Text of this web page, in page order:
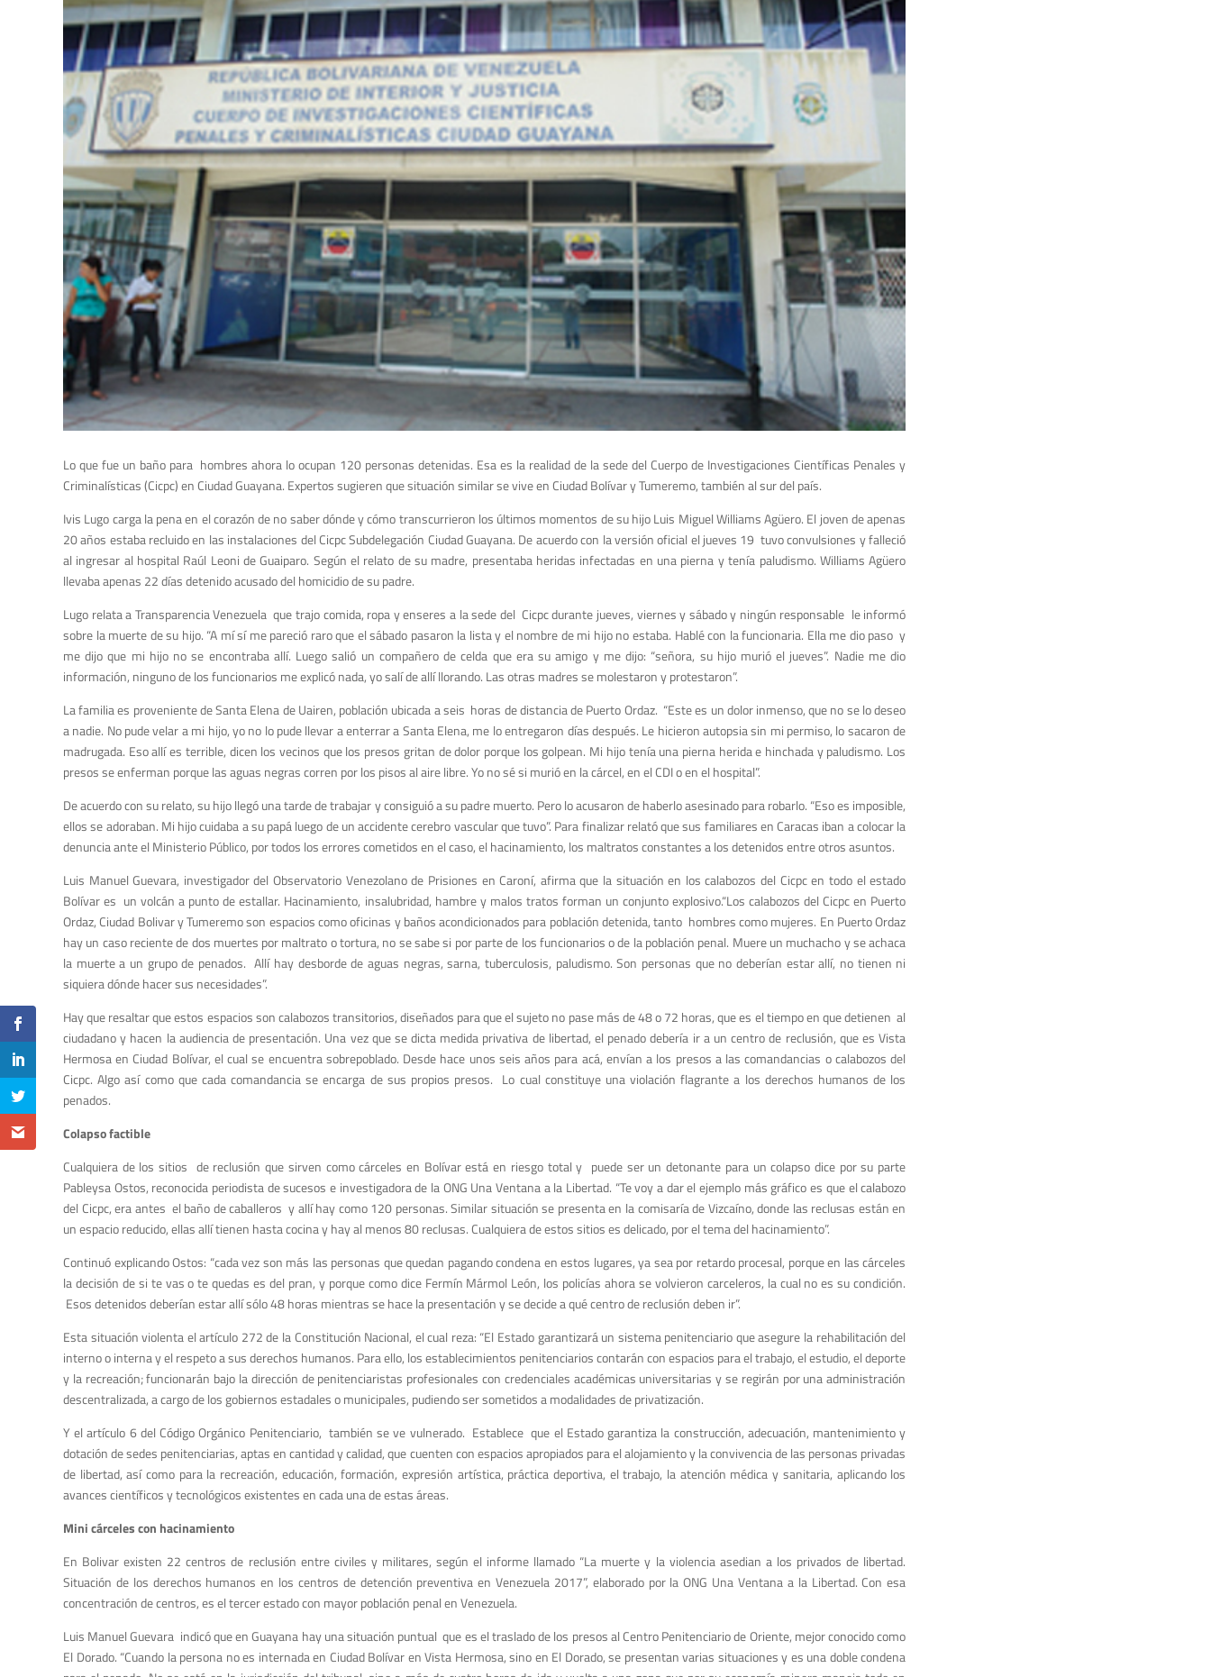
Lo que fue un baño para hombres ahora lo ocupan 120 personas detenidas. Esa es la realidad de la sede del Cuerpo de Investigaciones Científicas Penales y
Criminalísticas (Cicpc) en Ciudad Guayana. Expertos sugieren que situación similar se vive en Ciudad Bolívar y Tumeremo, también al sur del país.
Ivis Lugo carga la pena en el corazón de no saber dónde y cómo transcurrieron los últimos momentos de su hijo Luis Miguel Williams Agüero. El joven de apenas
20 años estaba recluido en las instalaciones del Cicpc Subdelegación Ciudad Guayana. De acuerdo con la versión oficial el jueves 19 tuvo convulsiones y falleció
al ingresar al hospital Raúl Leoni de Guaiparo. Según el relato de su madre, presentaba heridas infectadas en una pierna y tenía paludismo. Williams Agüero
llevaba apenas 22 días detenido acusado del homicidio de su padre.
Lugo relata a Transparencia Venezuela que trajo comida, ropa y enseres a la sede del Cicpc durante jueves, viernes y sábado y ningún responsable le informó
sobre la muerte de su hijo. “A mí sí me pareció raro que el sábado pasaron la lista y el nombre de mi hijo no estaba. Hablé con la funcionaria. Ella me dio paso y
me dijo que mi hijo no se encontraba allí. Luego salió un compañero de celda que era su amigo y me dijo: “señora, su hijo murió el jueves”. Nadie me dio
información, ninguno de los funcionarios me explicó nada, yo salí de allí llorando. Las otras madres se molestaron y protestaron”.
La familia es proveniente de Santa Elena de Uairen, población ubicada a seis horas de distancia de Puerto Ordaz. “Este es un dolor inmenso, que no se lo deseo
a nadie. No pude velar a mi hijo, yo no lo pude llevar a enterrar a Santa Elena, me lo entregaron días después. Le hicieron autopsia sin mi permiso, lo sacaron de
madrugada. Eso allí es terrible, dicen los vecinos que los presos gritan de dolor porque los golpean. Mi hijo tenía una pierna herida e hinchada y paludismo. Los
presos se enferman porque las aguas negras corren por los pisos al aire libre. Yo no sé si murió en la cárcel, en el CDI o en el hospital”.
De acuerdo con su relato, su hijo llegó una tarde de trabajar y consiguió a su padre muerto. Pero lo acusaron de haberlo asesinado para robarlo. “Eso es imposible,
ellos se adoraban. Mi hijo cuidaba a su papá luego de un accidente cerebro vascular que tuvo”. Para finalizar relató que sus familiares en Caracas iban a colocar la
denuncia ante el Ministerio Público, por todos los errores cometidos en el caso, el hacinamiento, los maltratos constantes a los detenidos entre otros asuntos.
Luis Manuel Guevara, investigador del Observatorio Venezolano de Prisiones en Caroní, afirma que la situación en los calabozos del Cicpc en todo el estado
Bolívar es un volcán a punto de estallar. Hacinamiento, insalubridad, hambre y malos tratos forman un conjunto explosivo.“Los calabozos del Cicpc en Puerto
Ordaz, Ciudad Bolivar y Tumeremo son espacios como oficinas y baños acondicionados para población detenida, tanto hombres como mujeres. En Puerto Ordaz
hay un caso reciente de dos muertes por maltrato o tortura, no se sabe si por parte de los funcionarios o de la población penal. Muere un muchacho y se achaca
la muerte a un grupo de penados. Allí hay desborde de aguas negras, sarna, tuberculosis, paludismo. Son personas que no deberían estar allí, no tienen ni
siquiera dónde hacer sus necesidades”.
Hay que resaltar que estos espacios son calabozos transitorios, diseñados para que el sujeto no pase más de 48 o 72 horas, que es el tiempo en que detienen al
ciudadano y hacen la audiencia de presentación. Una vez que se dicta medida privativa de libertad, el penado debería ir a un centro de reclusión, que es Vista
Hermosa en Ciudad Bolívar, el cual se encuentra sobrepoblado. Desde hace unos seis años para acá, envían a los presos a las comandancias o calabozos del
Cicpc. Algo así como que cada comandancia se encarga de sus propios presos. Lo cual constituye una violación flagrante a los derechos humanos de los
penados.
Colapso factible
Cualquiera de los sitios de reclusión que sirven como cárceles en Bolívar está en riesgo total y puede ser un detonante para un colapso dice por su parte
Pableysa Ostos, reconocida periodista de sucesos e investigadora de la ONG Una Ventana a la Libertad. “Te voy a dar el ejemplo más gráfico es que el calabozo
del Cicpc, era antes el baño de caballeros y allí hay como 120 personas. Similar situación se presenta en la comisaría de Vizcaíno, donde las reclusas están en
un espacio reducido, ellas allí tienen hasta cocina y hay al menos 80 reclusas. Cualquiera de estos sitios es delicado, por el tema del hacinamiento”.
Continuó explicando Ostos: “cada vez son más las personas que quedan pagando condena en estos lugares, ya sea por retardo procesal, porque en las cárceles
la decisión de si te vas o te quedas es del pran, y porque como dice Fermín Mármol León, los policías ahora se volvieron carceleros, la cual no es su condición.
Esos detenidos deberían estar allí sólo 48 horas mientras se hace la presentación y se decide a qué centro de reclusión deben ir”.
Esta situación violenta el artículo 272 de la Constitución Nacional, el cual reza: “El Estado garantizará un sistema penitenciario que asegure la rehabilitación del
interno o interna y el respeto a sus derechos humanos. Para ello, los establecimientos penitenciarios contarán con espacios para el trabajo, el estudio, el deporte
y la recreación; funcionarán bajo la dirección de penitenciaristas profesionales con credenciales académicas universitarias y se regirán por una administración
descentralizada, a cargo de los gobiernos estadales o municipales, pudiendo ser sometidos a modalidades de privatización.
Y el artículo 6 del Código Orgánico Penitenciario, también se ve vulnerado. Establece que el Estado garantiza la construcción, adecuación, mantenimiento y
dotación de sedes penitenciarias, aptas en cantidad y calidad, que cuenten con espacios apropiados para el alojamiento y la convivencia de las personas privadas
de libertad, así como para la recreación, educación, formación, expresión artística, práctica deportiva, el trabajo, la atención médica y sanitaria, aplicando los
avances científicos y tecnológicos existentes en cada una de estas áreas.
Mini cárceles con hacinamiento
En Bolivar existen 22 centros de reclusión entre civiles y militares, según el informe llamado “La muerte y la violencia asedian a los privados de libertad.
Situación de los derechos humanos en los centros de detención preventiva en Venezuela 2017”, elaborado por la ONG Una Ventana a la Libertad. Con esa
concentración de centros, es el tercer estado con mayor población penal en Venezuela.
Luis Manuel Guevara indicó que en Guayana hay una situación puntual que es el traslado de los presos al Centro Penitenciario de Oriente, mejor conocido como
El Dorado. “Cuando la persona no es internada en Ciudad Bolívar en Vista Hermosa, sino en El Dorado, se presentan varias situaciones y es una doble condena